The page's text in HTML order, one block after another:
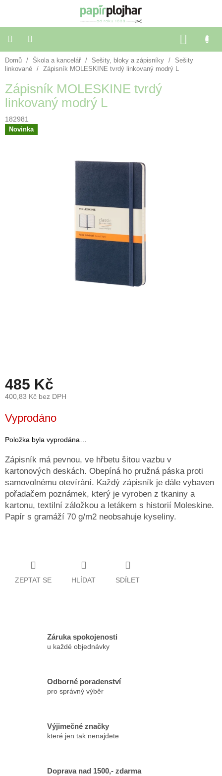
KOŠÍK
Balení
dárků
Dekorace
a
doplňky
Škola
Domů / Škola a kancelář / Sešity, bloky a zápisníky /
Sešity
linkované
/ Zápisník MOLESKINE tvrdý linkovaný modrý L
Zápisník MOLESKINE tvrdý
linkovaný modrý L
182981
Novinka
485 Kč
400,83 Kč bez DPH
cena:
Vyprodáno
Položka byla vyprodána…
Zápisník má pevnou, ve hřbetu šitou vazbu v
kartonových deskách. Obepíná ho pružná páska proti
samovolnému otevírání. Každý zápisník je dále vybaven
pořadačem poznámek, který je vyroben z tkaniny a
kartonu, textilní záložkou a letákem s historií Moleskine.
Papír s gramáží 70 g/m2 neobsahuje kyseliny.
ZEPTAT SE HLÍDAT SDÍLET
Záruka spokojenosti
u každé objednávky
Odborné poradenství
pro správný výběr
Výjimečné značky
které jen tak nenajdete
Doprava nad 1500,- zdarma